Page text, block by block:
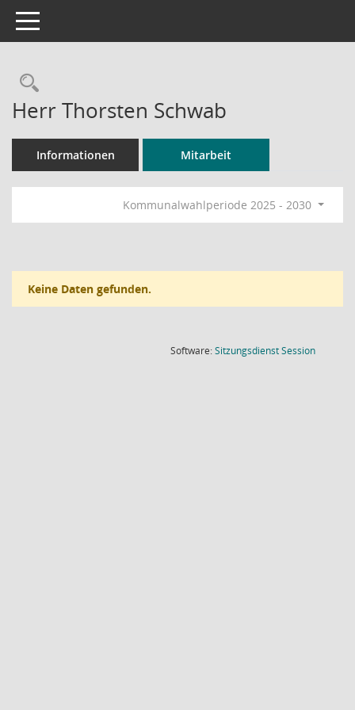
Toggle navigation
Rechercheauswahl
Herr Thorsten Schwab
Informationen Mitarbeit
Kommunalwahlperiode 2025 - 2030
Keine Daten gefunden.
Software:SitzungsdienstSession(Wird in